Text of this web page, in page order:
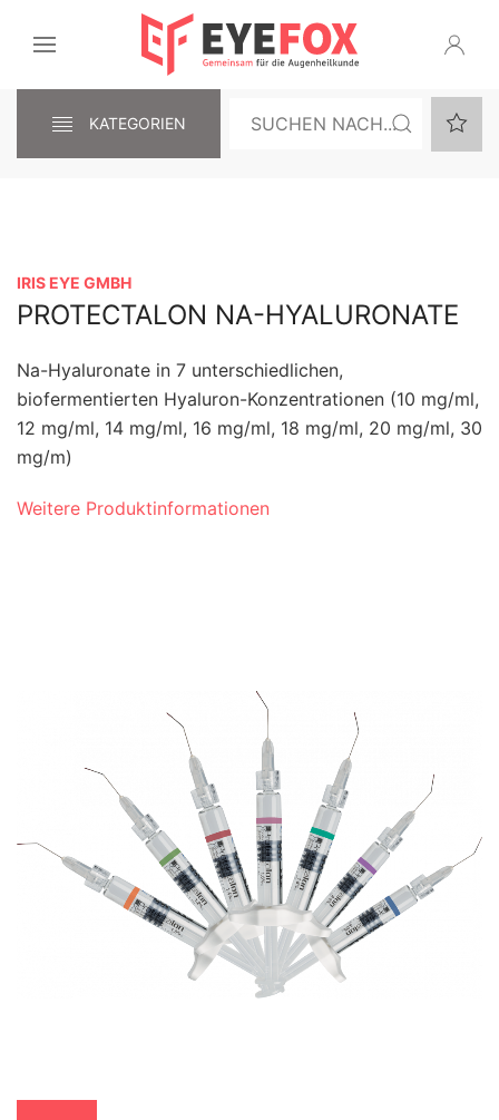
KATEGORIEN
IRIS EYE GMBH
PROTECTALON NA-HYALURONATE
Na-Hyaluronate in 7 unterschiedlichen,
biofermentierten Hyaluron-Konzentrationen (10 mg/ml,
12 mg/ml, 14 mg/ml, 16 mg/ml, 18 mg/ml, 20 mg/ml, 30
mg/m)
Weitere Produktinformationen